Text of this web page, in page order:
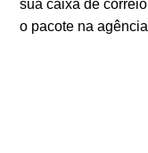
sua caixa de
o pacote na